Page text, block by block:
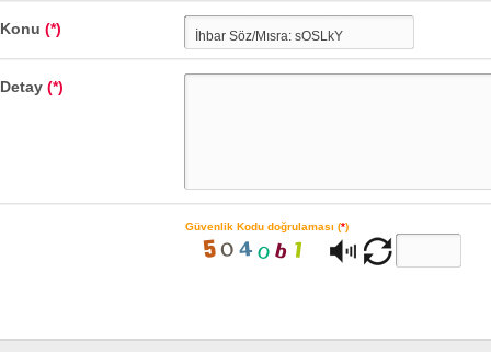
Konu (*)
Detay (*)
Güvenlik Kodu doğrulaması (*)